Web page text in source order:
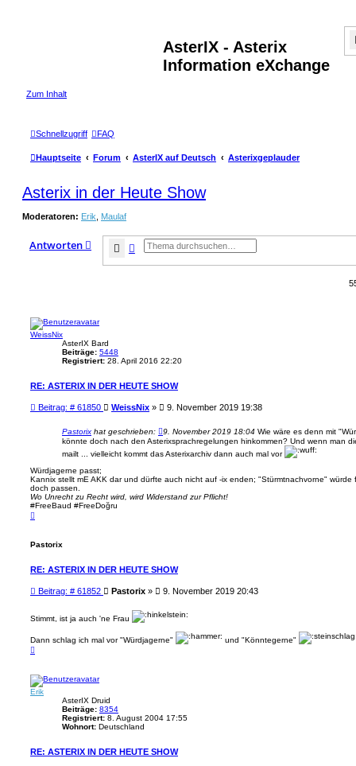
AsterIX - Asterix
Information eXchange
Zum Inhalt
Schnellzugriff FAQ
Hauptseite Forum AsterIX auf Deutsch Asterixgeplauder
Asterix in der Heute Show
Moderatoren: Erik Maulaf
Antworten SucheErweiterte Suche
WeissNix
AsterIX Bard
Beiträge: 5448
Registriert: 28. April 2016 22:20
RE: ASTERIX IN DER HEUTE SHOW
Beitrag: # 61850B
i
t
r
g
WeissNix » 9. November 2019 19:38
Pastorix hat geschrieben: 9. November 2019 18:04 Wie wäre es denn mit
könnte doch nach den Asterixsprachregelungen hinkommen? Und wenn man
mailt ... vielleicht kommt das Asterixarchiv dann auch mal vor
Würdjagerne passt;
Kannix stellt mE AKK dar und dürfte auch nicht auf -ix enden; "Stürmtnachvorne" würde
doch passen.
Wo Unrecht zu Recht wird, wird Widerstand zur Pflicht!
#FreeBaud #FreeDoğru
a
o
e
n
Pastorix
RE: ASTERIX IN DER HEUTE SHOW
Beitrag: # 61852B
t
a
Pastorix » 9. November 2019 20:43
Stimmt, ist ja auch 'ne Frau
Dann schlag ich mal vor "Würdjagerne"
und "Könntegerne"
a
h
o
b
Erik
AsterIX Druid
Beiträge: 8354
Registriert: 8. August 2004 17:55
Wohnort: Deutschland
RE: ASTERIX IN DER HEUTE SHOW